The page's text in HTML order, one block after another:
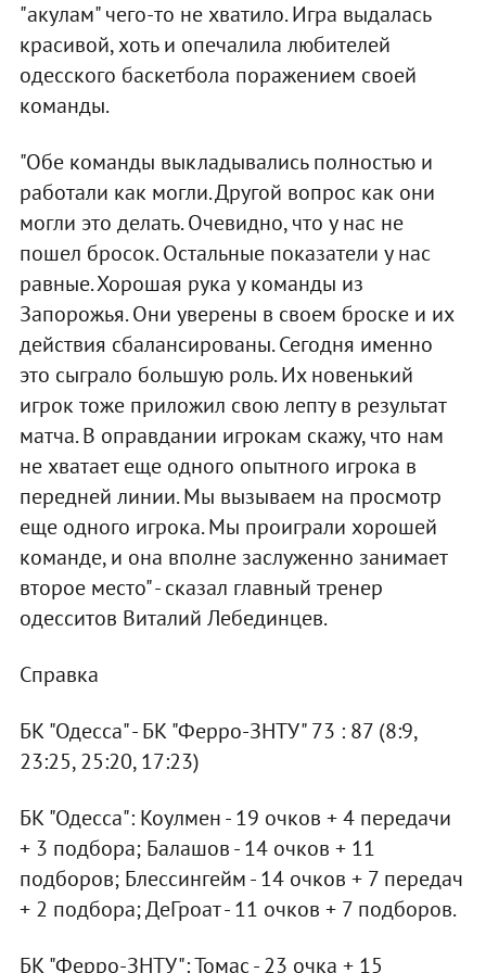
"акулам" чего-то не хватило. Игра выдалась
красивой, хоть и опечалила любителей
одесского баскетбола поражением своей
команды.
"Обе команды выкладывались полностью и
работали как могли. Другой вопрос как они
могли это делать. Очевидно, что у нас не
пошел бросок. Остальные показатели у нас
равные. Хорошая рука у команды из
Запорожья. Они уверены в своем броске и их
действия сбалансированы. Сегодня именно
это сыграло большую роль. Их новенький
игрок тоже приложил свою лепту в результат
матча. В оправдании игрокам скажу, что нам
не хватает еще одного опытного игрока в
передней линии. Мы вызываем на просмотр
еще одного игрока. Мы проиграли хорошей
команде, и она вполне заслуженно занимает
второе место" - сказал главный тренер
одесситов Виталий Лебединцев.
Справка
БК "Одесса" - БК "Ферро-ЗНТУ" 73 : 87 (8:9,
23:25, 25:20, 17:23)
БК "Одесса": Коулмен - 19 очков + 4 передачи
+ 3 подбора; Балашов - 14 очков + 11
подборов; Блессингейм - 14 очков + 7 передач
+ 2 подбора; ДеГроат - 11 очков + 7 подборов.
БК "Ферро-ЗНТУ": Томас - 23 очка + 15